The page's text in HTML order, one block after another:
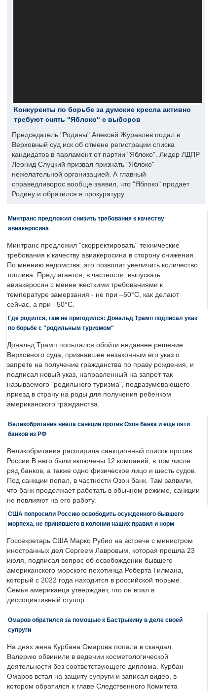
Конкуренты по борьбе за думские кресла активно
требуют снять "Яблоко" с выборов
Председатель "Родины" Алексей Журавлев подал в
Верховный суд иск об отмене регистрации списка
кандидатов в парламент от партии "Яблоко". Лидер ЛДПР
Леонид Слуцкий призвал признать "Яблоко"
нежелательной организацией. А главный
справедливорос вообще заявил, что "Яблоко" продает
Родину и обратился в прокуратуру.
Минтранс предложил снизить требования к качеству
авиакеросина
Минтранс предложил "скорректировать" технические
требования к качеству авиакеросина в сторону снижения.
По мнению ведомства, это позволит увеличить количество
топлива. Предлагается, в частности, выпускать
авиакеросин с менее жесткими требованиями к
температуре замерзания - не при –60°C, как делают
сейчас, а при –50°C.
Где родился, там не пригодился: Дональд Трамп подписал указ
по борьбе с "родильным туризмом"
Дональд Трамп попытался обойти недавнее решение
Верховного суда, признавшее незаконным его указ о
запрете на получение гражданства по праву рождения, и
подписал новый указ, направленный на запрет так
называемого "родильного туризма", подразумевающего
приезд в страну на роды для получения ребенком
американского гражданства.
Великобритания ввела санкции против Озон банка и еще пяти
банков из РФ
Великобритания расширила санкционный список против
России.В него были включены 12 компаний, в том числе
ряд банков, а также одно физическое лицо и шесть судов.
Под санкции попал, в частности Озон банк. Там заявили,
что банк продолжает работать в обычном режиме, санкции
не повлияют на его работу.
США попросили Россию освободить осужденного бывшего
морпеха, не принявшего в колонии наших правил и норм
Госсекретарь США Марко Рубио на встрече с министром
иностранных дел Сергеем Лавровым, которая прошла 23
июля, подписал вопрос об освобождении бывшего
американского морского пехотинца Роберта Гилмана,
который с 2022 года находится в российской тюрьме.
Семья американца утверждает, что он впал в
диссоциативный ступор.
Омаров обратился за помощью к Бастрыкину в деле своей
супруги
На днях жена Курбана Омарова попала в скандал.
Валерию обвинили в ведении косметологической
деятельности без соответствующего диплома. Курбан
Омаров встал на защиту супруги и записал видео, в
котором обратился к главе Следственного Комитета